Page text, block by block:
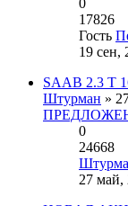
17826
Гость
19 сен,
SAAB 2.3 T
Штурман »
0
24668
27 май,